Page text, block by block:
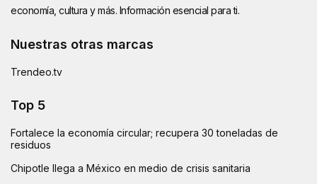
economía, cultura y más. Información esencial para ti.
Nuestras otras marcas
Trendeo.tv
Top 5
Fortalece la economía circular; recupera 30 toneladas de
residuos
Chipotle llega a México en medio de crisis sanitaria